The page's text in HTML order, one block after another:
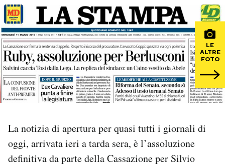
Sport
Mondiali calcio 2026
PODCAST
NEWSLETTER
SHOP
LE
ALTRE
FOTO
La notizia di apertura per quasi tutti i giornali di
oggi, arrivata ieri a tarda sera, è l’assoluzione
definitiva da parte della Cassazione per Silvio